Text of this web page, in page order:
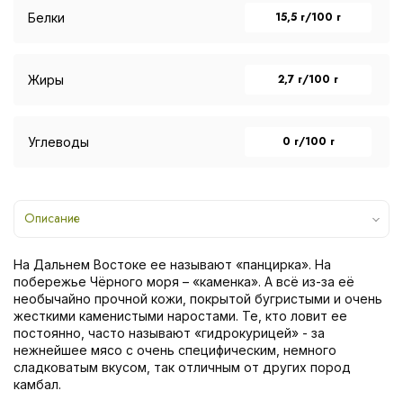
Белки 15,5 г/100 г
Жиры 2,7 г/100 г
Углеводы 0 г/100 г
Описание
На Дальнем Востоке ее называют «панцирка». На
побережье Чёрного моря – «каменка». А всё из-за её
необычайно прочной кожи, покрытой бугристыми и очень
жесткими каменистыми наростами. Те, кто ловит ее
постоянно, часто называют «гидрокурицей» - за
нежнейшее мясо с очень специфическим, немного
сладковатым вкусом, так отличным от других пород
камбал.